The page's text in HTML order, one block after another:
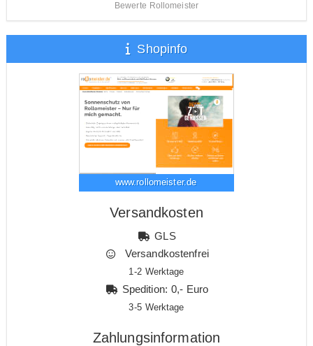
Bewerte Rollomeister
Shopinfo
www.rollomeister.de
Versandkosten
GLS
Versandkostenfrei
1-2 Werktage
Spedition: 0,- Euro
3-5 Werktage
Zahlungsinformation